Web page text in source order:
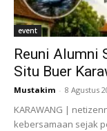
event
Reuni Alumni
Situ Buer
Mustakim - 8 Agustus
KARAWANG |
kebersamaan sejak